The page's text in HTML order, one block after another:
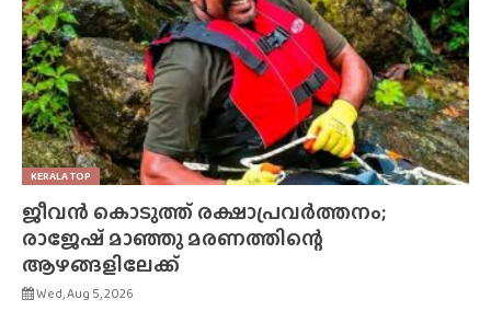
KERALA TOP
ജീവൻ കൊടുത്ത് രക്ഷാപ്രവർത്തനം;
രാജേഷ് മാഞ്ഞു മരണത്തിന്റെ
ആഴങ്ങളിലേക്ക്
Wed, Aug 5, 2026